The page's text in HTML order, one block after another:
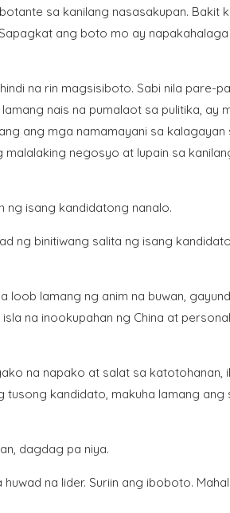
sa kanilang nasasakupan. Bakit
ang boto mo ay
na rin magsisiboto. Sabi nila pare-
nais na pumalaot sa pulitika, ay
ang mga namamayani sa kalagayan
negosyo at lupain sa
ng isang kandidatong nanalo.
ng binitiwang salita ng isang
loob lamang ng anim na buwan,
na inookupahan ng China at
na napako at salat sa katotohanan,
kandidato, makuha lamang ang
dagdag pa niya.
na lider. Suriin ang iboboto.